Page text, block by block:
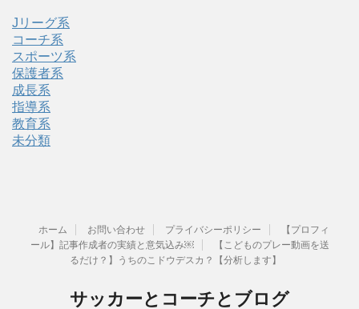
Jリーグ系
コーチ系
スポーツ系
保護者系
成長系
指導系
教育系
未分類
ホーム お問い合わせ プライバシーポリシー
【プロフィ
ール】記事作成者の実績と意気込み￼
【こどものプレー動画を送
るだけ？】うちのこドウデスカ？【分析します】
サッカーとコーチとブログ